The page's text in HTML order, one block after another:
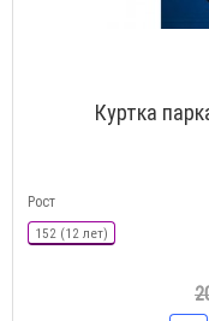
Куртка
Рост
152 (12 лет)